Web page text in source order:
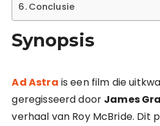
Conclusie
Synopsis
Ad Astra is een film die
geregisseerd door James
verhaal van Roy McBride. Dit